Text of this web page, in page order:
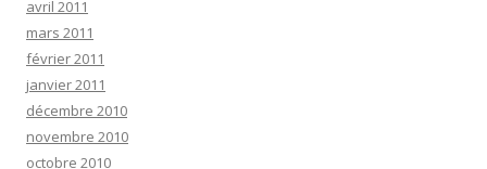
avril 2011
mars 2011
février 2011
janvier 2011
décembre 2010
novembre 2010
octobre 2010